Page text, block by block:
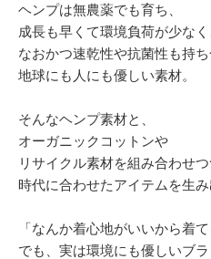
ヘンプは無農薬でも育ち、
成長も早くて環境負荷が少なく
なおかつ速乾性や抗菌性も持
地球にも人にも優しい素材。
そんなヘンプ素材と、
オーガニックコットンや
リサイクル素材を組み合わせつ
時代に合わせたアイテムを生み
「なんか着心地がいいから着て
でも、実は環境にも優しいブラ